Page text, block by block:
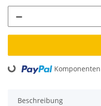
Loading...
Beschreibung